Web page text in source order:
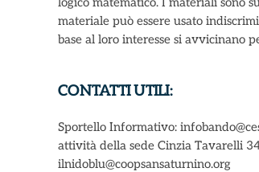
materiale può essere usato
base al loro interesse si avvicinano
CONTATTI UTILI:
Sportello Informativo:
attività della sede Cinzia Tavarelli
ilnidoblu@coopsansaturnino.org